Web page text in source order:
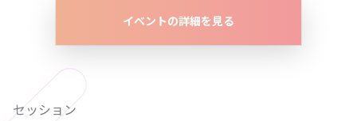
イベントの詳細を見る
セッション